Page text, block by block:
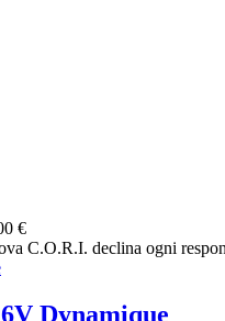
€
C.O.R.I. declina ogni
Dynamique